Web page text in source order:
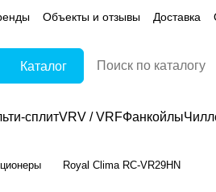
Объекты и отзывы Доставка
Каталог
сплитVRV / VRFФанкойлы
Royal Clima RC-VR29HN